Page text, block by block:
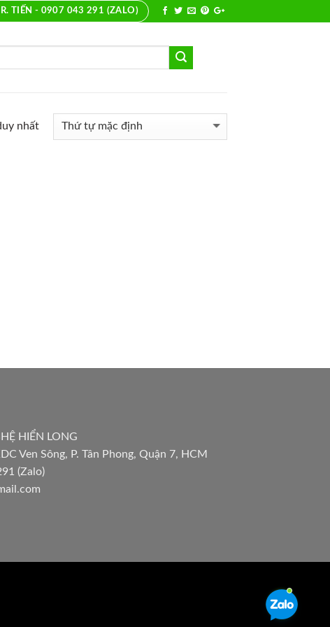
TIẾN - 0907 043 291 (ZALO)
nhất
HIỂN LONG
Ven Sông, P. Tân Phong, Quận 7, HCM
(Zalo)